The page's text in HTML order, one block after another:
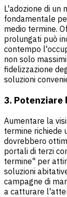
L'adozione di un
fondamentale
medio termine.
prolungati può
contempo
non solo
fidelizzazione
soluzioni
3. Potenziare
Aumentare la
termine richiede
dovrebbero
portali di terzi
termine" per
soluzioni
campagne di
a catturare